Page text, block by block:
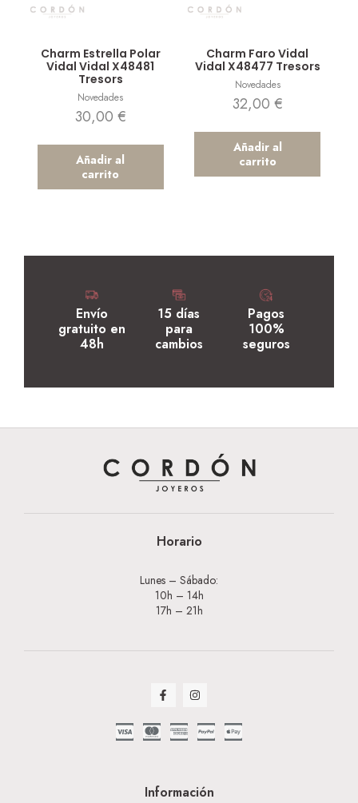
Charm Estrella Polar
Vidal Vidal X48481
Tresors
Novedades
30,00 €
Añadir al
carrito
Charm Faro Vidal
Vidal X48477 Tresors
Novedades
32,00 €
Añadir al
carrito
Envío
gratuito en
48h
15 días
para
cambios
Pagos
100%
seguros
Horario
Lunes – Sábado:
10h – 14h
17h – 21h
Información